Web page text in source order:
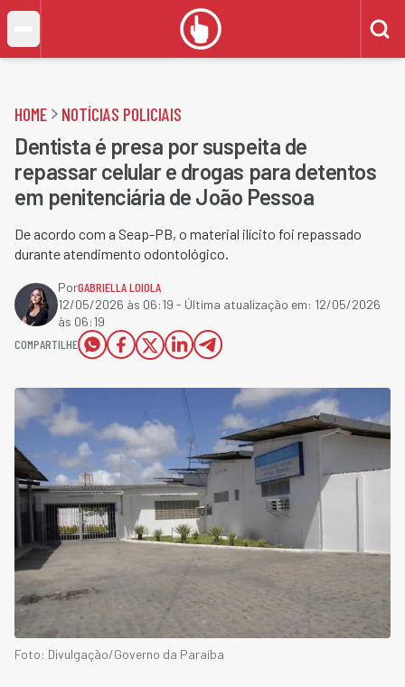
HOME NOTÍCIAS POLICIAIS
Dentista é presa por suspeita de
repassar celular e drogas para detentos
em penitenciária de João Pessoa
De acordo com a Seap-PB, o material ilícito foi repassado
durante atendimento odontológico.
PorGABRIELLA LOIOLA
12/05/2026 às 06:19 - Última atualização em: 12/05/2026
às 06:19
COMPARTILHE
Foto: Divulgação/Governo da Paraíba